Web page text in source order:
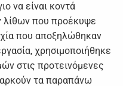
να είναι κοντά
λίθων που προέκυψε
που αποξηλώθηκαν
χρησιμοποιήθηκε
στις προτεινόμενες
τα παραπάνω